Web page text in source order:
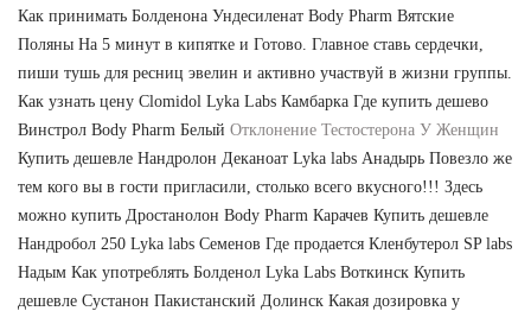
Как принимать Болденона Ундесиленат Body Pharm Вятские
Поляны На 5 минут в кипятке и Готово. Главное ставь сердечки,
пиши тушь для ресниц эвелин и активно участвуй в жизни группы.
Как узнать цену Clomidol Lyka Labs Камбарка Где купить дешево
Винстрол Body Pharm Белый Отклонение Тестостерона У Женщин
Купить дешевле Нандролон Деканоат Lyka labs Анадырь Повезло же
тем кого вы в гости пригласили, столько всего вкусного!!! Здесь
можно купить Дростанолон Body Pharm Карачев Купить дешевле
Нандробол 250 Lyka labs Семенов Где продается Кленбутерол SP labs
Надым Как употреблять Болденол Lyka Labs Воткинск Купить
дешевле Сустанон Пакистанский Долинск Какая дозировка у